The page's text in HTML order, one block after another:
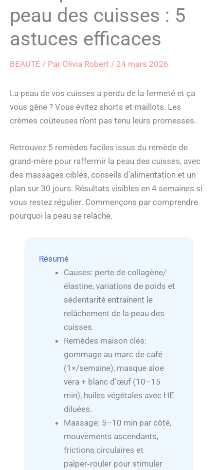
peau des cuisses : 5
astuces efficaces
BEAUTÉ / Par Olivia Robert / 24 mars 2026
La peau de vos cuisses a perdu de la fermeté et ça
vous gêne ? Vous évitez shorts et maillots. Les
crèmes coûteuses n’ont pas tenu leurs promesses.
Retrouvez 5 remèdes faciles issus du remède de
grand-mère pour raffermir la peau des cuisses, avec
des massages ciblés, conseils d’alimentation et un
plan sur 30 jours. Résultats visibles en 4 semaines si
vous restez régulier. Commençons par comprendre
pourquoi la peau se relâche.
Résumé
Causes: perte de collagène/
élastine, variations de poids et
sédentarité entraînent le
relâchement de la peau des
cuisses.
Remèdes maison clés:
gommage au marc de café
(1×/semaine), masque aloe
vera + blanc d’œuf (10–15
min), huiles végétales avec HE
diluées.
Massage: 5–10 min par côté,
mouvements ascendants,
frictions circulaires et
palper‑rouler pour stimuler